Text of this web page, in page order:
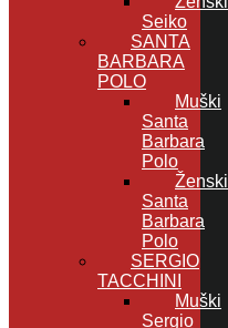
Seiko
SANTA
BARBARA
POLO
Muški
Santa
Barbara
Polo
Ženski
Santa
Barbara
Polo
SERGIO
TACCHINI
Muški
Sergio